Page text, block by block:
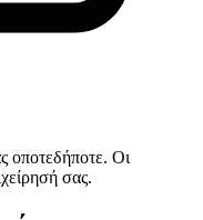
οποτεδήποτε. Οι
σας.